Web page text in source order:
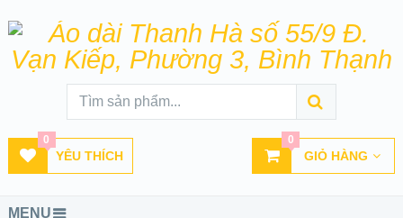
YÊU THÍCH
0
GIỎ HÀNG
0
MENU